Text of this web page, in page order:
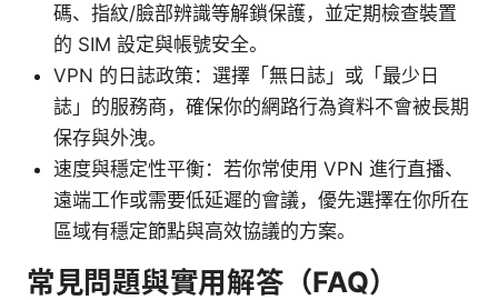
碼、指紋/臉部辨識等解鎖保護，並定期檢查裝置
的 SIM 設定與帳號安全。
VPN 的日誌政策：選擇「無日誌」或「最少日
誌」的服務商，確保你的網路行為資料不會被長期
保存與外洩。
速度與穩定性平衡：若你常使用 VPN 進行直播、
遠端工作或需要低延遲的會議，優先選擇在你所在
區域有穩定節點與高效協議的方案。
常見問題與實用解答（FAQ）